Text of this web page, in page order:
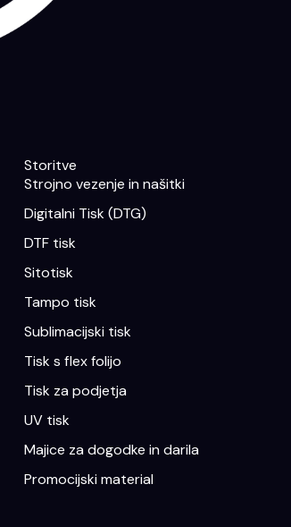
Storitve
Strojno vezenje in našitki
Digitalni Tisk (DTG)
DTF tisk
Sitotisk
Tampo tisk
Sublimacijski tisk
Tisk s flex folijo
Tisk za podjetja
UV tisk
Majice za dogodke in darila
Promocijski material